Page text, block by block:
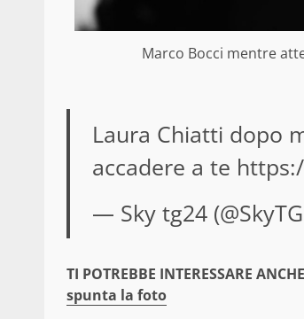
Marco Bocci mentre
Laura Chiatti dopo
accadere a te
— Sky tg24
TI POTREBBE INTERESSARE
spunta la foto